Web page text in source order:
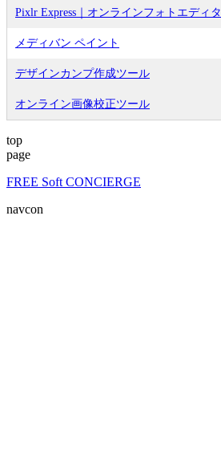
Pixlr Express｜オンラインフォトエディタ
メディバン ペイント
デザインカンプ作成ツール
オンライン画像校正ツール
top
page
FREE Soft CONCIERGE
navcon